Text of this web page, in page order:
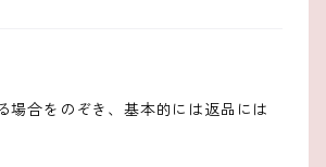
場合をのぞき、基本的には返品には